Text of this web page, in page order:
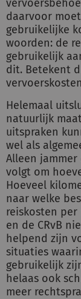
daarvoor
gebruikelijke
woorden: de
gebruikelijk
dit. Betekent
Helemaal
natuurlijk
uitspraken
wel als
Alleen
volgt om
Hoeveel
naar welke
reiskosten per
en de CRvB
helpend zijn
situaties
gebruikelijk
helaas ook
meer